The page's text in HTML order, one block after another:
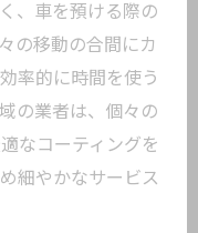
必要性
ルムの使い方
ーティングの
のプロの秘訣
、車を預ける際の
の移動の合間にカ
率的に時間を使う
の業者は、個々の
なコーティングを
細やかなサービス